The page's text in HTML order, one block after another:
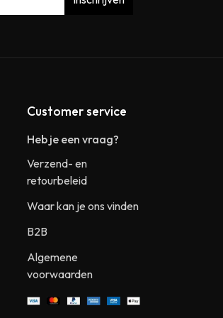
Customer service
Heb je een vraag?
Verzend- en
retourbeleid
Waar kan je ons vinden
B2B
Algemene
voorwaarden